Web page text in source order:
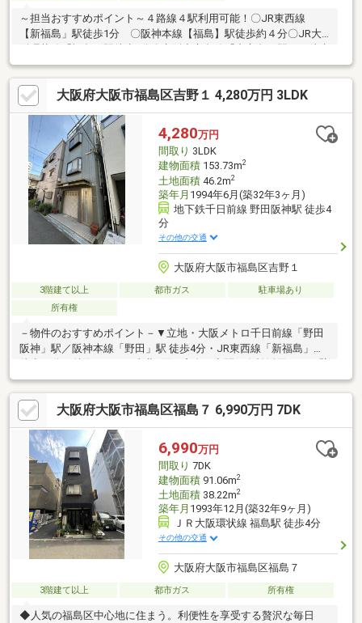
～担当おすすめポイント～４路線４駅利用可能！〇JR東西線
【新福島」駅徒歩1分 〇阪神本線【福島】駅徒歩約４分〇JR大
8分〇建物延べ床面積197.55m2(約59.75坪) の6DKK 〇土地面
積約96.61m2(約29.22坪)〇店舗兼居宅及び事業用など多岐にわた
って検討可能。〇詳細資料や現地ご内覧などはお気軽にお申し付
けくださいませ。担当入江直通は070-1799-8436(一般個人様専用
ダイヤル)
大阪府大阪市福島区吉野１ 4,280万円 3LDK
4,280万円
間取り 3LDK
建物面積153.73m2
土地面積46.2m2
築年月 1994年6月(築32年3ヶ月)
地下鉄千日前線 野田阪神駅 徒歩4
分
その他の交通
大阪府大阪市福島区吉野１
3階建て以上 都市ガス
駐車場あり
所有権
－物件のおすすめポイント－▼立地・大阪メトロ千日前線「野田
阪神」駅／阪神本線「野田」駅 徒歩4分・JR東西線「新福島」駅
付キッチンを採用・4階和室に面するバルコニーを設置・1階・3
階にトイレを配置、気兼ねなく利用可能・屋根裏収納の他、随所
に収納スペース有▼周辺環境・スーパー「三杉屋福島店」徒歩5分
(約330m)※建物面積に車庫面積を含む※容積率は前面道路幅員によ
り240％に制限■ ご希望の住まい探しをお手伝いします
━━━━━・・・物件の詳細・ご相談はお気軽にお問い合わせく
ださい。
大阪府大阪市福島区福島７ 6,990万円 7DK
6,990万円
間取り 7DK
建物面積91.06m2
土地面積38.22m2
築年月 1993年12月(築32年9ヶ月)
ＪＲ大阪環状線 福島駅 徒歩4分
その他の交通
大阪府大阪市福島区福島７
3階建て以上 都市ガス 所有権
◆人気の福島区中心地に住まう。利便性を享受する贅沢な毎日